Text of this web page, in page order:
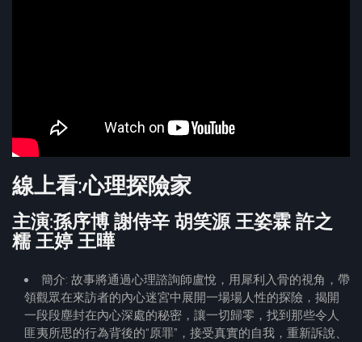
線上看:心理探險家
主演:孫序博 謝侍辛 胡笑源 王姿霖 許之
糯 王婷 王曄
簡介: 故事將通過心理諮詢師盧悅，用犀利入骨的視角，帶
領觀眾在來訪者的內心迷宮中展開一場場人性的探險，揭開
一段段塵封在內心深處的秘密，讓一切歸零，找到那些令人
匪夷所思的行為背後的“原罪”，接受真實的自我，重新訴說、